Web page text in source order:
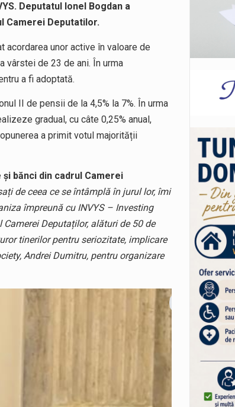
Deputatul Ionel Bogdan a
Camerei Deputatilor.
unor active în valoare de
vârstei de 23 de ani. În urma
a fi adoptată.
II de pensii de la 4,5% la 7%. În urma
gradual, cu câte 0,25% anual,
a primit votul majorității
bănci din cadrul Camerei
de ceea ce se întâmplă în jurul lor, îmi
împreună cu INVYS – Investing
Deputaților, alături de 50 de
tinerilor pentru seriozitate, implicare
Andrei Dumitru, pentru organizare